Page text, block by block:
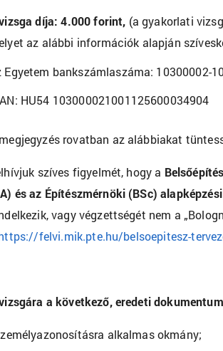
díja: 4.000 forint, (a gyakorlati
az alábbi információk alapján
Egyetem bankszámlaszáma: 10300002-
HU54 103000021001125600034904
rovatban az alábbiakat
szíves figyelmét, hogy a
és az Építészmérnöki (BSc)
vagy végzettségét nem a
felvi.mik.pte.hu/belsoepitesz-
a következő, eredeti
alkalmas okmány;